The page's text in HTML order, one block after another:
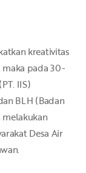
kreativitas
pada 30-
IIS)
BLH (Badan
Desa Air